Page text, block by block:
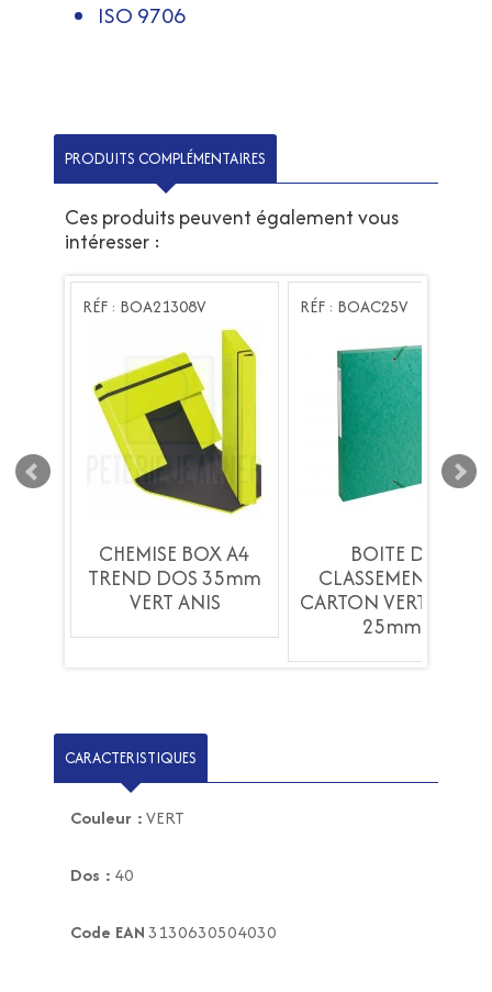
ISO 9706
PRODUITS COMPLÉMENTAIRES
Ces produits peuvent également vous
intéresser :
RÉF : BOA21308V
CHEMISE BOX A4
TREND DOS 35mm
VERT ANIS
RÉF : BOAC25V
BOITE DE
CLASSEMENT EN
CARTON VERT - DOS
25mm
CARACTERISTIQUES
Couleur :VERT
Dos : 40
Code EAN3130630504030